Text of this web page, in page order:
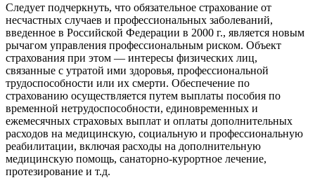
Следует подчеркнуть, что обязательное страхование от
несчастных случаев и профессиональных заболеваний,
введенное в Российской Федерации в 2000 г., является новым
рычагом управления профессиональным риском. Объект
страхования при этом — интересы физических лиц,
связанные с утратой ими здоровья, профессиональной
трудоспособности или их смерти. Обеспечение по
страхованию осуществляется путем выплаты пособия по
временной нетрудоспособности, единовременных и
ежемесячных страховых выплат и оплаты дополнительных
расходов на медицинскую, социальную и профессиональную
реабилитации, включая расходы на дополнительную
медицинскую помощь, санаторно-курортное лечение,
протезирование и т.д.